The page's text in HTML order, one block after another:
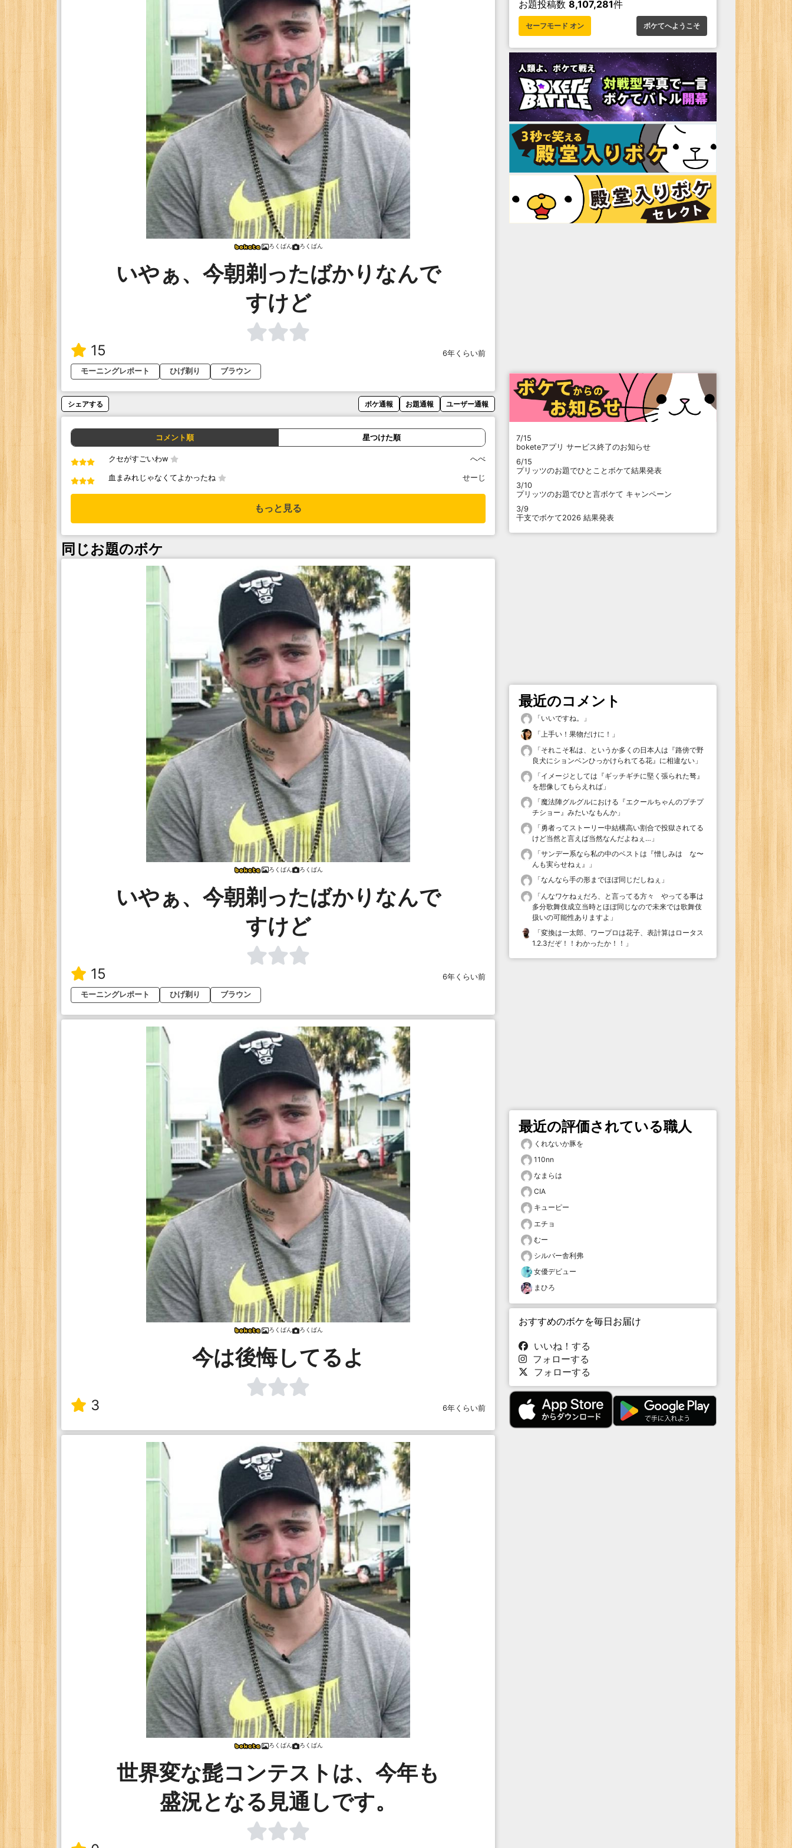
ろくばん ろくばん
いやぁ、今朝剃ったばかりなんで
すけど
15
6年くらい前
モーニングレポート
ひげ剃り ブラウン
シェアする ボケ通報 お題通報 ユーザー通報
コメント順 星つけた順
クセがすごいわw へべ
血まみれじゃなくてよかったね せーじ
もっと見る
同じお題のボケ
ろくばん ろくばん
いやぁ、今朝剃ったばかりなんで
すけど
15
6年くらい前
モーニングレポート
ひげ剃り ブラウン
ろくばん ろくばん
今は後悔してるよ
3 6年くらい前
ろくばん ろくばん
世界変な髭コンテストは、今年も
盛況となる見通しです。
お題投稿数 8,107,281件
セーフモード オン ボケてへようこそ
7/15
boketeアプリ サービス終了のお知らせ
6/15
プリッツのお題でひとことボケて結果発表
3/10
プリッツのお題でひと言ボケて キャンペーン
3/9
干支でボケて2026 結果発表
最近のコメント
「いいですね。
」
「上手い！果物だけに！ 」
「それこそ私は、というか多くの日本人は『路傍で野
良犬にションベンひっかけられてる花』に相違ない 」
「イメージとしては『ギッチギチに堅く張られた弩』
を想像してもらえれば 」
「魔法陣グルグルにおける『エクールちゃんのプチプ
チショー』みたいなもんか 」
「勇者ってストーリー中結構高い割合で投獄されてる
けど当然と言えば当然なんだよねぇ… 」
「サンデー系なら私の中のベストは『憎しみは な〜
んも実らせねぇ』
」
「なんなら手の形までほぼ同じだしねぇ 」
「 んなワケねぇだろ、と言ってる方々 やってる事は
多分歌舞伎成立当時とほぼ同じなので未来では歌舞伎
扱いの可能性ありますよ 」
「変換は一太郎、ワープロは花子、表計算はロータス
1.2.3だぞ！！わかったか！！ 」
最近の評価されている職人
くれないか豚を
110nn
なまらは
CIA
キューピー
エチョ
むー
シルバー舎利弗
女優デビュー
まひろ
おすすめのボケを毎日お届け
いいね！する
フォローする
フォローする